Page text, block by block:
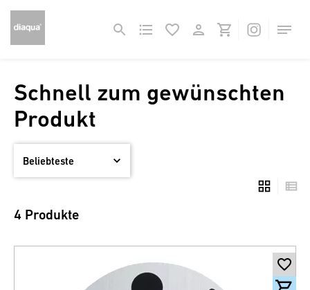
Schnell zum gewünschten
Produkt
4 Produkte